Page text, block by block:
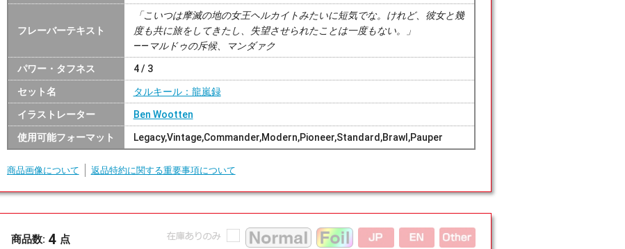
フレーバーテキスト
「こいつは摩滅の地の女王ヘルカイトみたいに短気でな。けれど、彼女と幾
度も共に旅をしてきたし、失望させられたことは一度もない。」
――マルドゥの斥候、マンダァク
パワー・タフネス 4 / 3
セット名 タルキール：龍嵐録
イラストレーター Ben Wootten
使用可能フォーマット Legacy,Vintage,Commander,Modern,Pioneer,Standard,Brawl,Pauper
商品画像について 返品特約に関する重要事項について
商品数: 4 点